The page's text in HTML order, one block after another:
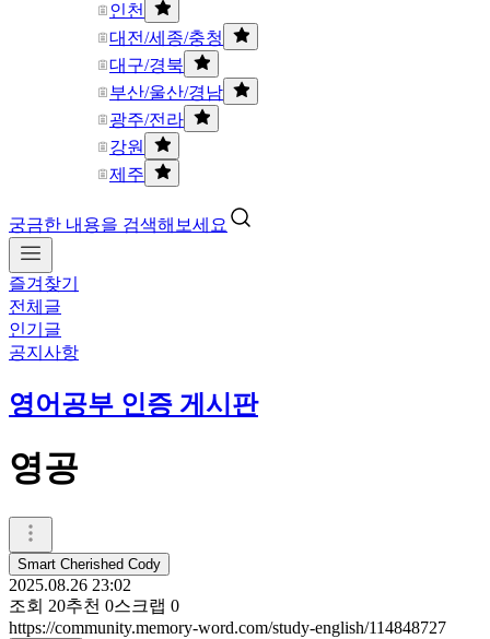
인천
대전/세종/충청
대구/경북
부산/울산/경남
광주/전라
강원
제주
궁금한 내용을 검색해보세요
즐겨찾기
전체글
인기글
공지사항
영어공부 인증 게시판
영공
Smart Cherished Cody
2025.08.26 23:02
조회 20추천 0스크랩 0
https://community.memory-word.com/study-english/114848727